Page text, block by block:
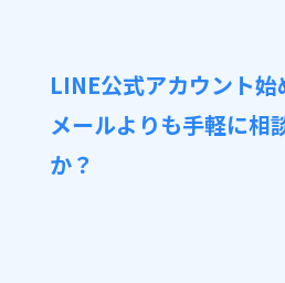
LINE公式アカウント始
メールよりも手軽に相
か？